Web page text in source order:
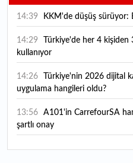
14:39 KKM'de düşüş sürüyor:
14:29
kullanıyor
14:26
uygulama hangileri oldu?
13:56
şartlı onay
13:49 Mastercard’dan dev dijital hamle: Kripto ve geleneksel